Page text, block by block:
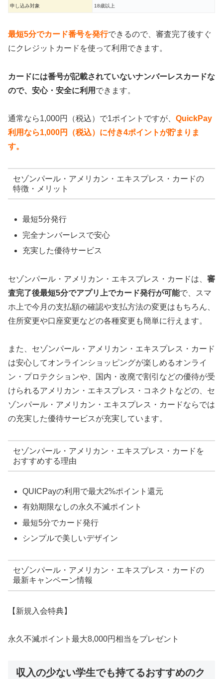
申し込み対象 18歳以上
最短5分でカード番号を発行できるので、審査完了後すぐ
にクレジットカードを使って利用できます。
カードには番号が記載されていないナンバーレスカードな
ので、安心・安全に利用 できます。
通常なら1,000円（税込）で1ポイントですが、 QuickPay
利用なら1,000円（税込）に付き4ポイントが貯まりま
す。
セゾンパール・アメリカン・エキスプレス・カードの
特徴・メリット
最短5分発行
完全ナンバーレスで安心
充実した優待サービス
セゾンパール・アメリカン・エキスプレス・カードは、 審
査完了後最短5分でアプリ上でカード発行が可能で、スマ
ホ上で今月の支払額の確認や支払方法の変更はもちろん、
住所変更や口座変更などの各種変更も簡単に行えます。
また、セゾンパール・アメリカン・エキスプレス・カード
は安心してオンラインショッピングが楽しめるオンライ
ン・プロテクションや、国内・改廃で割引などの優待が受
けられるアメリカン・エキスプレス・コネクトなどの、セ
ゾンパール・アメリカン・エキスプレス・カードならでは
の充実した優待サービスが充実しています。
セゾンパール・アメリカン・エキスプレス・カードを
おすすめする理由
QUICPayの利用で最大2%ポイント還元
有効期限なしの永久不滅ポイント
最短5分でカード発行
シンプルで美しいデザイン
セゾンパール・アメリカン・エキスプレス・カードの
最新キャンペーン情報
【新規入会特典】
永久不滅ポイント最大8,000円相当をプレゼント
収入の少ない学生でも持てるおすすめのク